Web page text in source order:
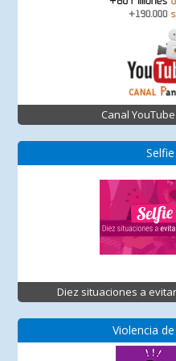
Canal
Diez situaciones a
Violencia